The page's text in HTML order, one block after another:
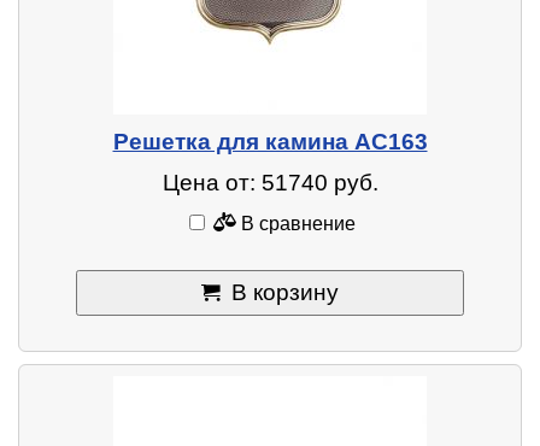
Решетка для камина AC163
Цена от: 51740 руб.
В сравнение
В корзину